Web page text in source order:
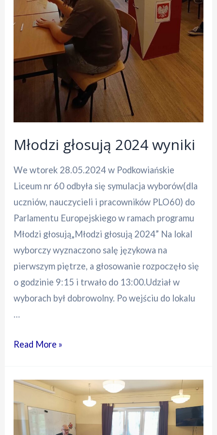
Młodzi głosują 2024 wyniki
We wtorek 28.05.2024 w Podkowiańskie
Liceum nr 60 odbyła się symulacja wyborów(dla
uczniów, nauczycieli i pracowników PLO60) do
Parlamentu Europejskiego w ramach programu
Młodzi głosują„Młodzi głosują 2024” Na lokal
wyborczy wyznaczono salę językowa na
pierwszym piętrze, a głosowanie rozpoczęło się
o godzinie 9:15 i trwało do 13:00.Udział w
wyborach był dobrowolny. Po wejściu do lokalu
…
Młodzi
wyniki
Read More »